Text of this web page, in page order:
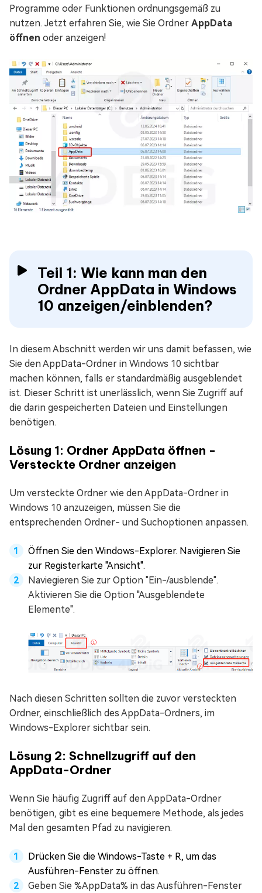
Programme oder Funktionen ordnungsgemäß zu
nutzen. Jetzt erfahren Sie, wie Sie Ordner AppData
öffnen oder anzeigen!
Teil 1: Wie kann man den
Ordner AppData in Windows
10 anzeigen/einblenden?
In diesem Abschnitt werden wir uns damit befassen, wie
Sie den AppData-Ordner in Windows 10 sichtbar
machen können, falls er standardmäßig ausgeblendet
ist. Dieser Schritt ist unerlässlich, wenn Sie Zugriff auf
die darin gespeicherten Dateien und Einstellungen
benötigen.
Lösung 1: Ordner AppData öffnen -
Versteckte Ordner anzeigen
Um versteckte Ordner wie den AppData-Ordner in
Windows 10 anzuzeigen, müssen Sie die
entsprechenden Ordner- und Suchoptionen anpassen.
Öffnen Sie den Windows-Explorer. Navigieren Sie
zur Registerkarte "Ansicht".
Naviegieren Sie zur Option "Ein-/ausblende".
Aktivieren Sie die Option "Ausgeblendete
Elemente".
Nach diesen Schritten sollten die zuvor versteckten
Ordner, einschließlich des AppData-Ordners, im
Windows-Explorer sichtbar sein.
Lösung 2: Schnellzugriff auf den
AppData-Ordner
Wenn Sie häufig Zugriff auf den AppData-Ordner
benötigen, gibt es eine bequemere Methode, als jedes
Mal den gesamten Pfad zu navigieren.
Drücken Sie die Windows-Taste + R, um das
Ausführen-Fenster zu öffnen.
Geben Sie %AppData% in das Ausführen-Fenster